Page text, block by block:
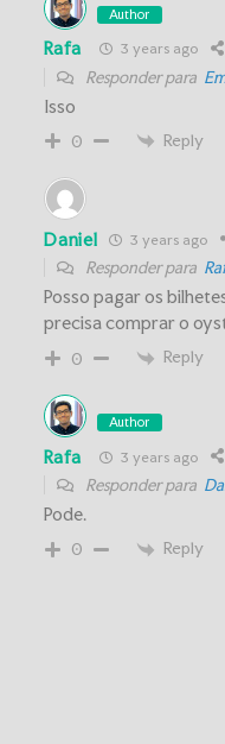
Author
Rafa 3 years ago
Responder para
Isso
0 Reply
Daniel 3 years ago
Responder para
Posso pagar os
precisa comprar o
0 Reply
Author
Rafa 3 years ago
Responder para
Pode.
0 Reply